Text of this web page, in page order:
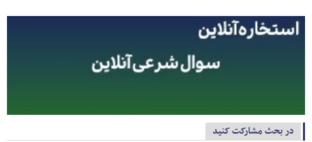
در بحث مشارکت کنید